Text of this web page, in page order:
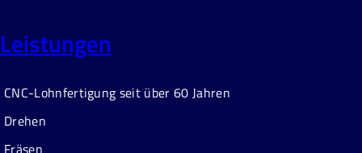
Leistungen
CNC-Lohnfertigung seit über 60 Jahren
Drehen
Fräsen